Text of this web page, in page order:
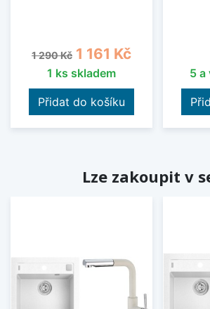
Běžná cena
1 290 Kč Cena
1 161 Kč
1 ks skladem
Přidat do košíku
5 a
Lze zakoupit v